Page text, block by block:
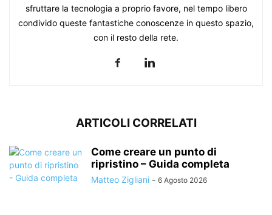
sfruttare la tecnologia a proprio favore, nel tempo libero
condivido queste fantastiche conoscenze in questo spazio,
con il resto della rete.
ARTICOLI CORRELATI
Come creare un punto di
ripristino – Guida completa
Matteo Zigliani - 6 Agosto 2026